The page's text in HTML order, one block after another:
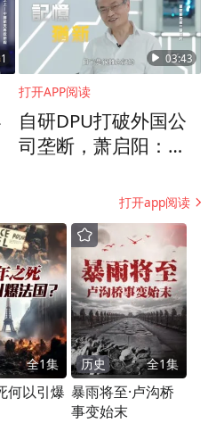
言，2008年起薛其坤
索量子霍尔效应在无
性。
现条件极为苛刻，需
长程铁磁序和体内绝
盾体，三个矛盾点是，
电的，二维情形下很
性和拓扑很难做到共
制备出一种像‘三项全
。”薛其坤说。
团队与王亚愚团队、
03:43
打开APP阅读
自研DPU打破外国公
司垄断，萧启阳：三
生中的重大时刻打开app阅读
全1集
何以引爆
历史 全1集
暴雨将至·卢沟桥
事变始末